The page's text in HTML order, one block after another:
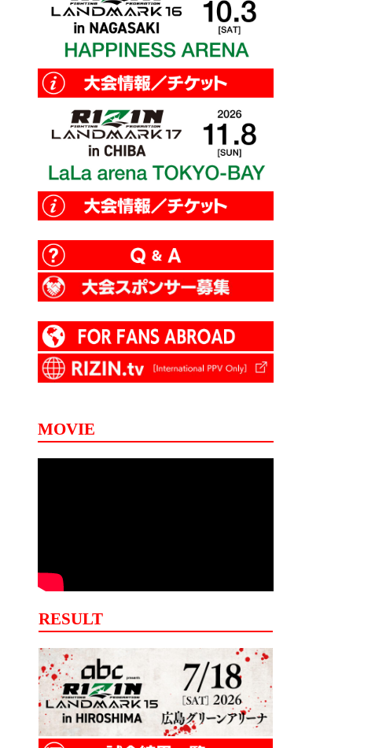
MOVIE
RESULT